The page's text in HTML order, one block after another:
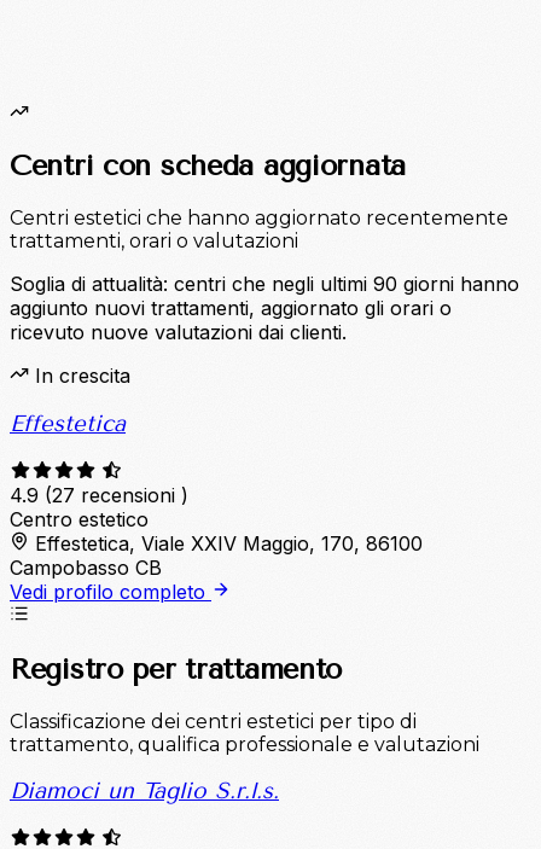
Centri con scheda aggiornata
Centri estetici che hanno aggiornato recentemente
trattamenti, orari o valutazioni
Soglia di attualità: centri che negli ultimi 90 giorni hanno
aggiunto nuovi trattamenti, aggiornato gli orari o
ricevuto nuove valutazioni dai clienti.
In crescita
Effestetica
4.9 (27 recensioni )
Centro estetico
Effestetica, Viale XXIV Maggio, 170, 86100
Campobasso CB
Vedi profilo completo
Registro per trattamento
Classificazione dei centri estetici per tipo di
trattamento, qualifica professionale e valutazioni
Diamoci un Taglio S.r.l.s.